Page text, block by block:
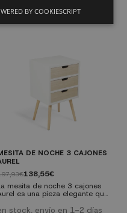
DE NOCHE 3 CAJONES
138,55€
mesita de noche 3 cajones
es una pieza elegante que
acogedor gracias a la
stock, envío en 1-2 días
BY COOKIESCRIPT